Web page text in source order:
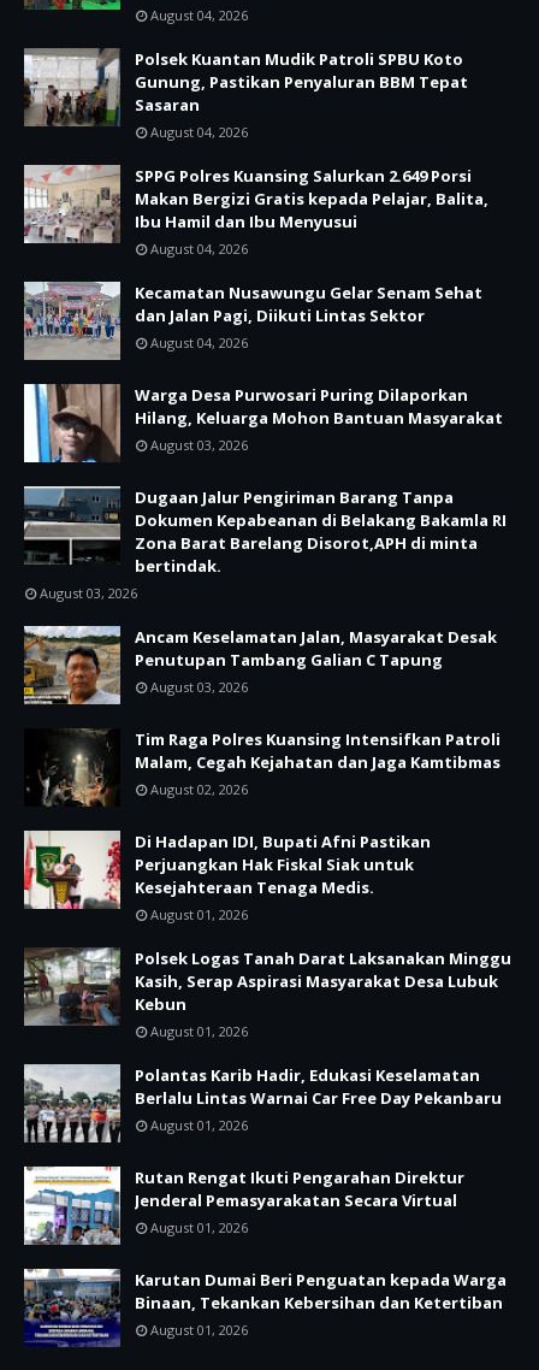
August 04, 2026
Polsek Kuantan Mudik Patroli SPBU Koto
Gunung, Pastikan Penyaluran BBM Tepat
Sasaran
August 04, 2026
SPPG Polres Kuansing Salurkan 2.649 Porsi
Makan Bergizi Gratis kepada Pelajar, Balita,
Ibu Hamil dan Ibu Menyusui
August 04, 2026
Kecamatan Nusawungu Gelar Senam Sehat
dan Jalan Pagi, Diikuti Lintas Sektor
August 04, 2026
Warga Desa Purwosari Puring Dilaporkan
Hilang, Keluarga Mohon Bantuan Masyarakat
August 03, 2026
Dugaan Jalur Pengiriman Barang Tanpa
Dokumen Kepabeanan di Belakang Bakamla RI
Zona Barat Barelang Disorot,APH di minta
bertindak.
August 03, 2026
Ancam Keselamatan Jalan, Masyarakat Desak
Penutupan Tambang Galian C Tapung
August 03, 2026
Tim Raga Polres Kuansing Intensifkan Patroli
Malam, Cegah Kejahatan dan Jaga Kamtibmas
August 02, 2026
Di Hadapan IDI, Bupati Afni Pastikan
Perjuangkan Hak Fiskal Siak untuk
Kesejahteraan Tenaga Medis.
August 01, 2026
Polsek Logas Tanah Darat Laksanakan Minggu
Kasih, Serap Aspirasi Masyarakat Desa Lubuk
Kebun
August 01, 2026
Polantas Karib Hadir, Edukasi Keselamatan
Berlalu Lintas Warnai Car Free Day Pekanbaru
August 01, 2026
Rutan Rengat Ikuti Pengarahan Direktur
Jenderal Pemasyarakatan Secara Virtual
August 01, 2026
Karutan Dumai Beri Penguatan kepada Warga
Binaan, Tekankan Kebersihan dan Ketertiban
August 01, 2026